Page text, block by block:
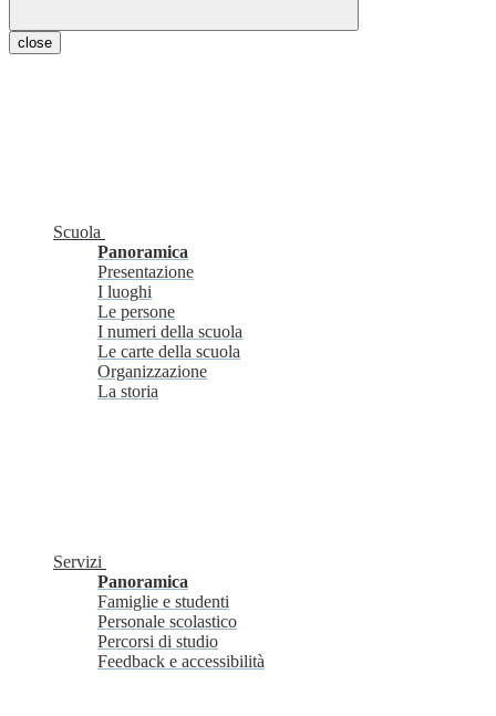
close
Scuola
Panoramica
Presentazione
I luoghi
Le persone
I numeri della scuola
Le carte della scuola
Organizzazione
La storia
Servizi
Panoramica
Famiglie e studenti
Personale scolastico
Percorsi di studio
Feedback e accessibilità